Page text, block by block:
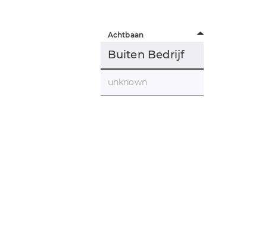
Achtbaan
Buiten Bedrijf
unknown